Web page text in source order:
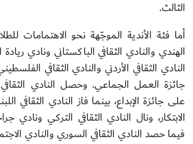
الثالث.
أما فئة الأندية الموجّهة نحو الاهتمامات
الهندي والنادي الثقافي الباكستاني ونادي ريادة
النادي الثقافي الأردني والنادي الثقافي
جائزة العمل الجماعي. وحصل النادي
على جائزة الإبداع، بينما فاز النادي الثقافي
الابتكار، ونال النادي الثقافي التركي ونادي
فيما حصد النادي الثقافي السوري والنادي